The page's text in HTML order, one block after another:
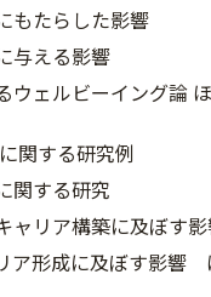
beingにも
の幸福度
えるウェルビ
関する研究例
する研究
リア構築に及ぼす影
形成に及ぼす影響